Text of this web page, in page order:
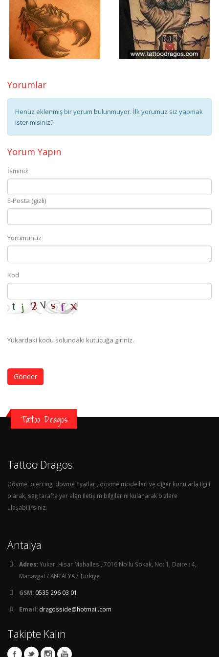
Yorumlar
Henüz eklenmiş bir yorum bulunmuyor. İlk yorumuz siz yapmak
ister misiniz?
Yorum Yapın
İsminiz
E-Posta (gizli)
Yorumunuz
Kod
Yukardaki kodu solundaki kutucuğa giriniz.
Gönder
Tattoo Dragos
Tattoo Dragos
Dövme, piercing, dövme fiyatları, dövme modelleri ve diğer konularla ilgili
olarak, sağ tarafta yer alan iletişim bilgilerini kulanarak bizlere
ulaşabilirsiniz.
Antalya
Adres:Yukarı Hisar Mahallesi, 7016 No'lu Sokak, No: 1, Daire : 4,
Manavgat / ANTALYA / Türkiye
GSM: 0535 296 03 01
Email: dragosside@hotmail.com
Takipte Kalın